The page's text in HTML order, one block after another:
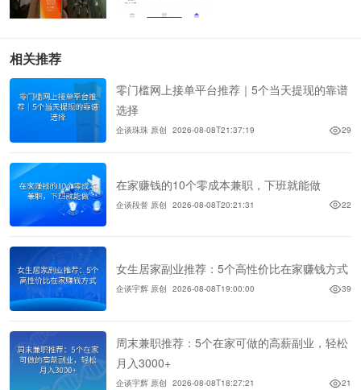
相关推荐
零门槛网上接单平台推荐｜5个当天提现的靠谱
选择
企谈珠珠 原创 2026-08-08T21:37:19 29
在家赚钱的10个零成本兼职，下班就能做
企谈段誉 原创 2026-08-08T20:21:31 22
女生居家副业推荐：5个高性价比在家赚钱方式
企谈宇辉 原创 2026-08-08T19:00:00 39
周末兼职推荐：5个在家可做的高薪副业，轻松
月入3000+
企谈宇辉 原创 2026-08-08T18:27:21 21